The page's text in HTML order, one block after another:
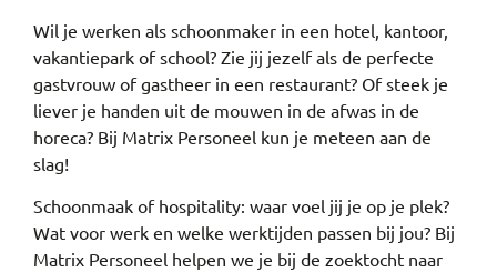
Wil je werken als schoonmaker in een hotel, kantoor,
vakantiepark of school? Zie jij jezelf als de perfecte
gastvrouw of gastheer in een restaurant? Of steek je
liever je handen uit de mouwen in de afwas in de
horeca? Bij Matrix Personeel kun je meteen aan de
slag!
Schoonmaak of hospitality: waar voel jij je op je plek?
Wat voor werk en welke werktijden passen bij jou? Bij
Matrix Personeel helpen we je bij de zoektocht naar